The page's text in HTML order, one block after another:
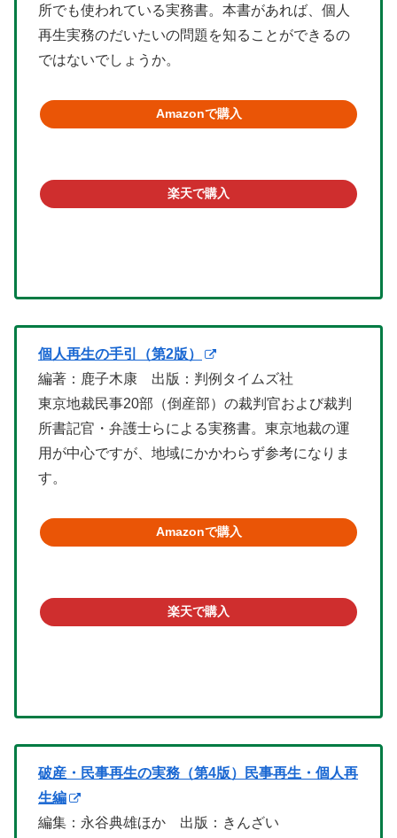
所でも使われている実務書。本書があれば、個人
再生実務のだいたいの問題を知ることができるの
ではないでしょうか。
Amazonで購入
楽天で購入
個人再生の手引（第2版）
編著：鹿子木康 出版：判例タイムズ社
東京地裁民事20部（倒産部）の裁判官および裁判
所書記官・弁護士らによる実務書。東京地裁の運
用が中心ですが、地域にかかわらず参考になりま
す。
Amazonで購入
楽天で購入
破産・民事再生の実務（第4版）民事再生・個人再
生編
編集：永谷典雄ほか 出版：きんざい